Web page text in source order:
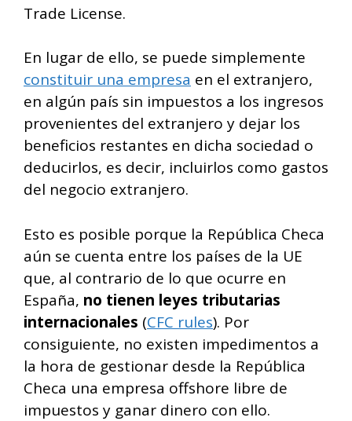
Trade License.
En lugar de ello, se puede simplemente
constituir una empresa en el extranjero,
en algún país sin impuestos a los ingresos
provenientes del extranjero y dejar los
beneficios restantes en dicha sociedad o
deducirlos, es decir, incluirlos como gastos
del negocio extranjero.
Esto es posible porque la República Checa
aún se cuenta entre los países de la UE
que, al contrario de lo que ocurre en
España, no tienen leyes tributarias
internacionales (CFC rules). Por
consiguiente, no existen impedimentos a
la hora de gestionar desde la República
Checa una empresa offshore libre de
impuestos y ganar dinero con ello.